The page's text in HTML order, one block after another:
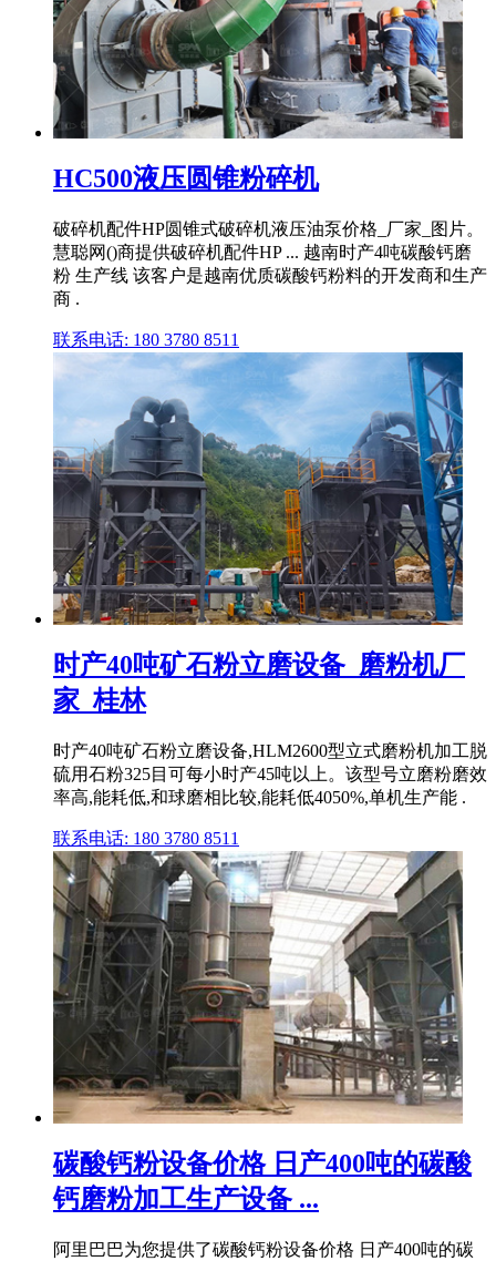
HC500液压圆锥粉碎机
破碎机配件HP圆锥式破碎机液压油泵价格_厂家_图片。
慧聪网()商提供破碎机配件HP ... 越南时产4吨碳酸钙磨
粉 生产线 该客户是越南优质碳酸钙粉料的开发商和生产
商 .
联系电话: 180 3780 8511
时产40吨矿石粉立磨设备_磨粉机厂
家_桂林
时产40吨矿石粉立磨设备,HLM2600型立式磨粉机加工脱
硫用石粉325目可每小时产45吨以上。该型号立磨粉磨效
率高,能耗低,和球磨相比较,能耗低4050%,单机生产能 .
联系电话: 180 3780 8511
碳酸钙粉设备价格 日产400吨的碳酸
钙磨粉加工生产设备 ...
阿里巴巴为您提供了碳酸钙粉设备价格 日产400吨的碳